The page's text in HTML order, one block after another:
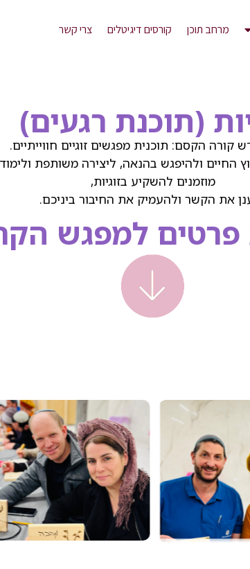
מרחב תוכן קורסים דיגיטלים צרי קשר
(תוכנת רגעים)
הקסם: תוכנית מפגשים זוגיים חווייתיים.
החיים ולהיפגש בהנאה, ליצירה משותפת
מוזמנים להשקיע בזוגיות,
את הקשר ולהעמיק את החיבור ביניכם.
למפגש